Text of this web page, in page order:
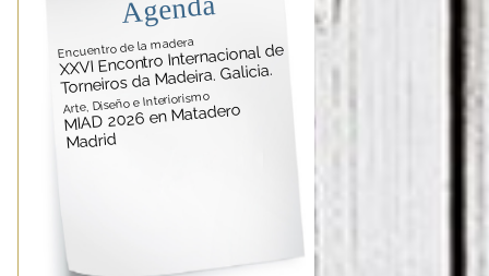
Agenda
Encuentro de la madera
XXVI Encontro Internacional de
Torneiros da Madeira. Galicia.
Arte, Diseño e Interiorismo
MIAD 2026 en Matadero
Madrid